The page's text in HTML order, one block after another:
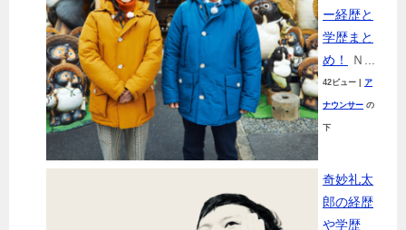
ー経歴と
学歴まと
め！
Ｎ...
42ビュー ア
ナウンサー の
下
奇妙礼太
郎の経歴
や学歴